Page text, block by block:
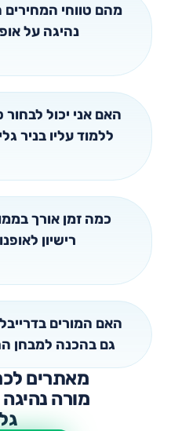
מהם טווחי
נהיגה על
האם אני יכול לבחור
ללמוד עליו בניר
כמה זמן אורך
רישיון
האם המורים
גם בהכנה למבחן
מאתרים
מורה נהיגה